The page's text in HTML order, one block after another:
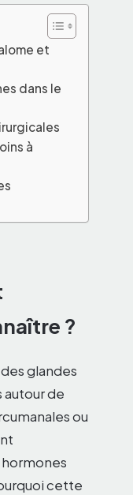
et
dans le
à
?
glandes
de
ou
cette